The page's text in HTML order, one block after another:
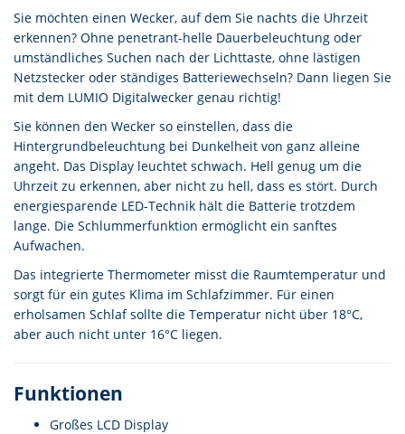
Sie möchten einen Wecker, auf dem Sie nachts die Uhrzeit
erkennen? Ohne penetrant-helle Dauerbeleuchtung oder
umständliches Suchen nach der Lichttaste, ohne lästigen
Netzstecker oder ständiges Batteriewechseln? Dann liegen Sie
mit dem LUMIO Digitalwecker genau richtig!
Sie können den Wecker so einstellen, dass die
Hintergrundbeleuchtung bei Dunkelheit von ganz alleine
angeht. Das Display leuchtet schwach. Hell genug um die
Uhrzeit zu erkennen, aber nicht zu hell, dass es stört. Durch
energiesparende LED-Technik hält die Batterie trotzdem
lange. Die Schlummerfunktion ermöglicht ein sanftes
Aufwachen.
Das integrierte Thermometer misst die Raumtemperatur und
sorgt für ein gutes Klima im Schlafzimmer. Für einen
erholsamen Schlaf sollte die Temperatur nicht über 18°C,
aber auch nicht unter 16°C liegen.
Funktionen
Großes LCD Display